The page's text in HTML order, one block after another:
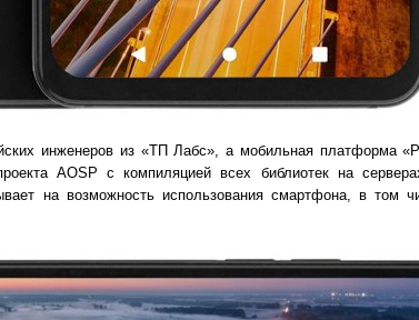
инженеров из «ТП Лабс», а мобильная платформа
AOSP с компиляцией всех библиотек на
на возможность использования смартфона, в том